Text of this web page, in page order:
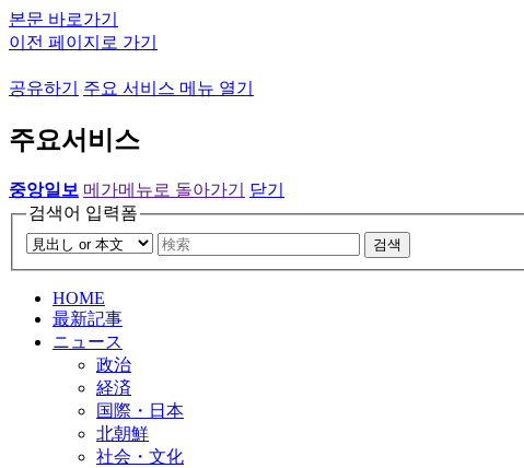
본문 바로가기
이전 페이지로 가기
공유하기 주요 서비스 메뉴 열기
주요서비스
중앙일보 메가메뉴로 돌아가기
닫기
검색어 입력폼
검색
HOME
最新記事
ニュース
政治
経済
国際・日本
北朝鮮
社会・文化